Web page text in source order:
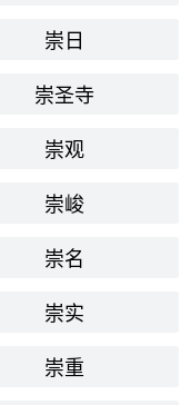
崇日
崇圣寺
崇观
崇峻
崇名
崇实
崇重